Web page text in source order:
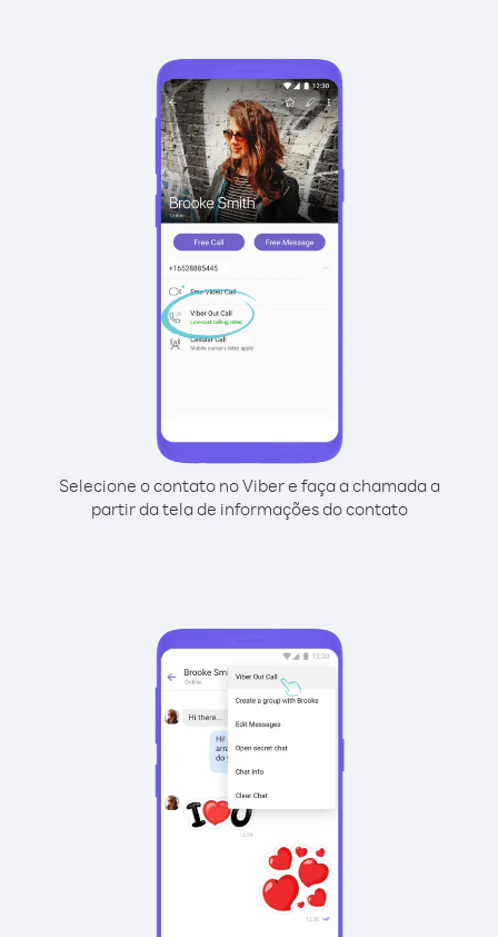
Selecione o contato no Viber e faça a chamada a
partir da tela de informações do contato